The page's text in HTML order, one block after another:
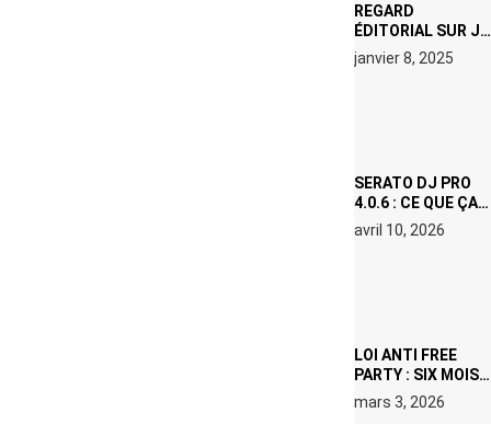
REGARD
ÉDITORIAL SUR JE
M’APPELLE TIM
(NETFLIX) : AVICII,
janvier 8, 2025
SERATO DJ PRO
4.0.6 : CE QUE ÇA
CHANGE, MÊME SI
VOUS N’ÊTES NI
avril 10, 2026
LOI ANTI FREE
PARTY : SIX MOIS
DE PRISON ET 5
000 € D’AMENDE
mars 3, 2026